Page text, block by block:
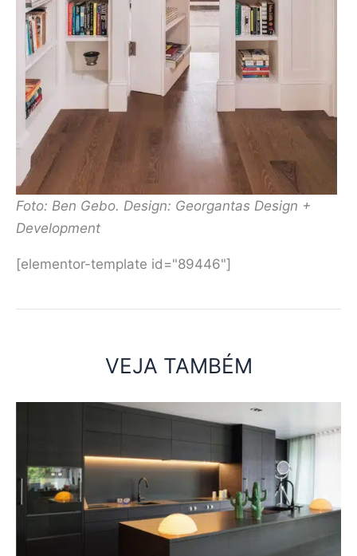
Foto: Ben Gebo. Design: Georgantas Design +
Development
[elementor-template id="89446"]
VEJA TAMBÉM